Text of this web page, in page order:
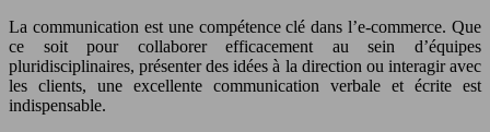
La communication est une compétence clé dans l’e-commerce. Que
ce soit pour collaborer efficacement au sein d’équipes
pluridisciplinaires, présenter des idées à la direction ou interagir avec
les clients, une excellente communication verbale et écrite est
indispensable.